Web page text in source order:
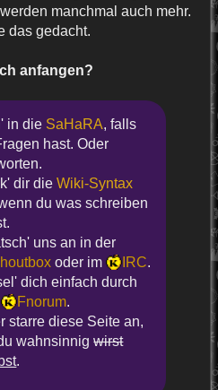
manchmal auch mehr.
das gedacht.
anfangen?
in die SaHaRA, falls
hast. Oder
dir dieWiki-Syntax
du was schreiben
uns an in der
oder im IRC.
dich einfach durch
Fnorum.
starre diese Seite an,
wahnsinnigwirst
.